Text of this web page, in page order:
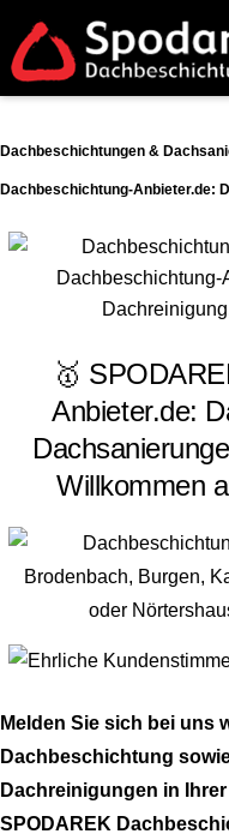
Dachbeschichtungen &
Dachbeschichtung-Anbieter.de:
🥇
Anbieter.de:
Willkommen
Melden Sie sich bei uns
Dachbeschichtung
Dachreinigungen in
SPODAREK